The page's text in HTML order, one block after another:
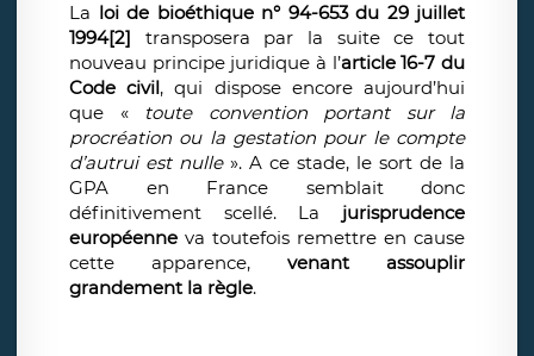
La loi de bioéthique n° 94-653 du 29 juillet
1994[2] transposera par la suite ce tout
nouveau principe juridique à l’article 16-7 du
Code civil, qui dispose encore aujourd’hui
que «
toute convention portant sur la
procréation ou la gestation pour le compte
d’autrui est nulle». A ce stade, le sort de la
GPA en France semblait donc
définitivement scellé. La jurisprudence
européenne va toutefois remettre en cause
cette apparence, venant assouplir
grandement la règle.